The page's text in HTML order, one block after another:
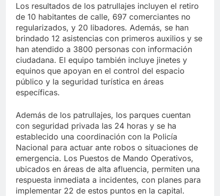
Los resultados de los patrullajes incluyen el retiro
de 10 habitantes de calle, 697 comerciantes no
regularizados, y 20 libadores. Además, se han
brindado 12 asistencias con primeros auxilios y se
han atendido a 3800 personas con información
ciudadana. El equipo también incluye jinetes y
equinos que apoyan en el control del espacio
público y la seguridad turística en áreas
específicas.
Además de los patrullajes, los parques cuentan
con seguridad privada las 24 horas y se ha
establecido una coordinación con la Policía
Nacional para actuar ante robos o situaciones de
emergencia. Los Puestos de Mando Operativos,
ubicados en áreas de alta afluencia, permiten una
respuesta inmediata a incidentes, con planes para
implementar 22 de estos puntos en la capital.